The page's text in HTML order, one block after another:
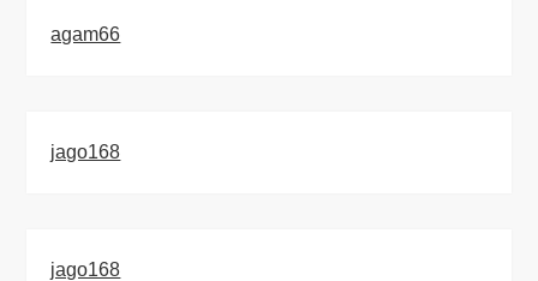
agam66
jago168
jago168